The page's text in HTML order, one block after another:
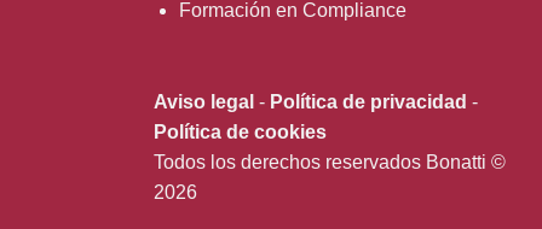
Formación en Compliance
Aviso legal - Política de privacidad -
Política de cookies
Todos los derechos reservados Bonatti ©
2026